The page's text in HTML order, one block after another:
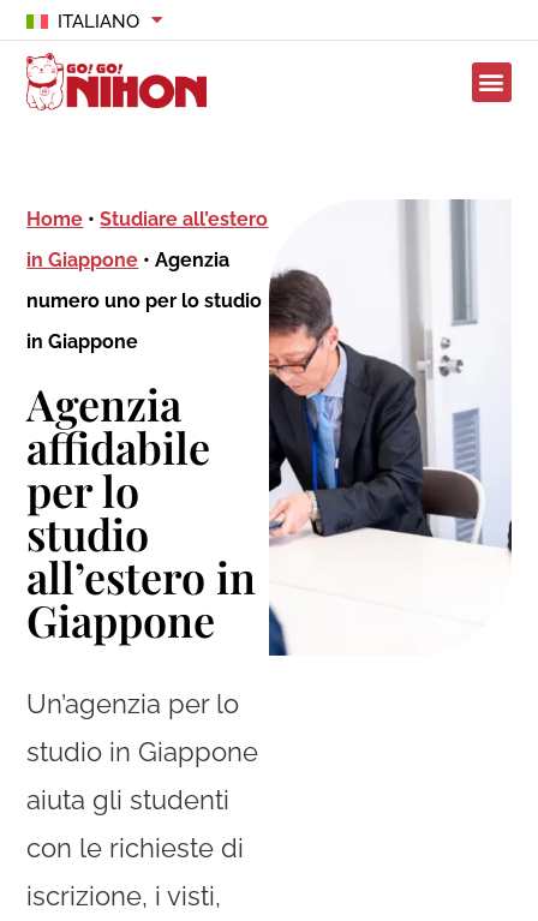
ITALIANO
Home •Studiare all’estero
in Giappone •Agenzia
numero uno per lo studio
in Giappone
Agenzia
affidabile
per lo
studio
all’estero in
Giappone
Un’agenzia per lo
studio in Giappone
aiuta gli studenti
con le richieste di
iscrizione, i visti,